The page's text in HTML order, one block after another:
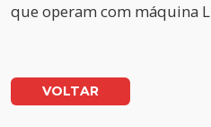
que operam com máquina
VOLTAR